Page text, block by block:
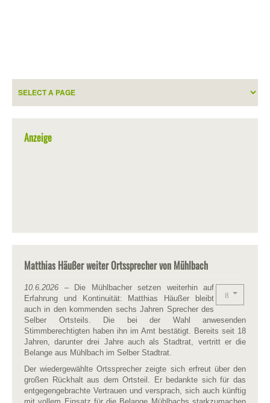
Anzeige
Matthias Häußer weiter Ortssprecher von Mühlbach
10.6.2026 – Die Mühlbacher setzen weiterhin auf
Erfahrung und Kontinuität: Matthias Häußer bleibt
auch in den kommenden sechs Jahren Sprecher des
Selber Ortsteils. Die bei der Wahl anwesenden
Stimmberechtigten haben ihn im Amt bestätigt. Bereits seit 18
Jahren, darunter drei Jahre auch als Stadtrat, vertritt er die
Belange aus Mühlbach im Selber Stadtrat.
Der wiedergewählte Ortssprecher zeigte sich erfreut über den
großen Rückhalt aus dem Ortsteil. Er bedankte sich für das
entgegengebrachte Vertrauen und versprach, sich auch künftig